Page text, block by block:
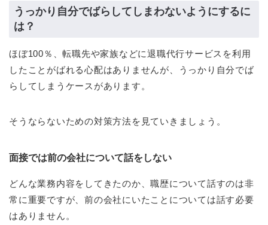
うっかり自分でばらしてしまわないようにするに
は？
ほぼ100％、転職先や家族などに退職代行サービスを利用
したことがばれる心配はありませんが、うっかり自分でば
らしてしまうケースがあります。
そうならないための対策方法を見ていきましょう。
面接では前の会社について話をしない
どんな業務内容をしてきたのか、職歴について話すのは非
常に重要ですが、前の会社にいたことについては話す必要
はありません。